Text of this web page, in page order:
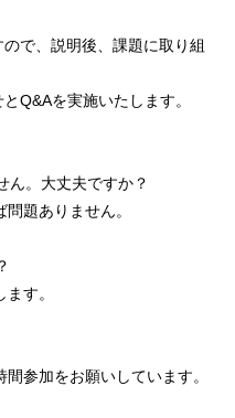
で、説明後、課題に取り組
Q&Aを実施いたします。
ん。大丈夫ですか？
題ありません。
す。
参加をお願いしています。